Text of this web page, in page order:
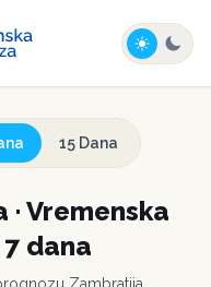
15 Dana
· Vremenska
dana